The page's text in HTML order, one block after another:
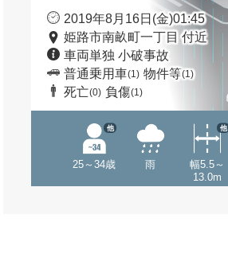
2019年8月16日(金)01:45
姫路市南畝町一丁目 付近
車両単独 小破事故
普通乗用車(1) 物件等(1)
死亡(0) 負傷(1)
25～34歳
他
雨
幅5.5～
13.0m
他